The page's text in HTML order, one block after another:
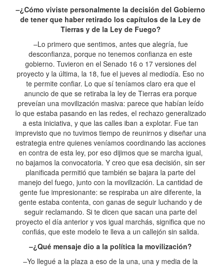
–¿Cómo viviste personalmente la decisión del Gobierno
de tener que haber retirado los capítulos de la Ley de
Tierras y de la Ley de Fuego?
–Lo primero que sentimos, antes que alegría, fue
desconfianza, porque no tenemos confianza en este
gobierno. Tuvieron en el Senado 16 o 17 versiones del
proyecto y la última, la 18, fue el jueves al mediodía. Eso no
te permite confiar. Lo que sí teníamos claro era que el
anuncio de que se retiraba la ley de Tierras era porque
preveían una movilización masiva: parece que habían leído
lo que estaba pasando en las redes, el rechazo generalizado
a esta iniciativa, y que las calles iban a explotar. Fue tan
imprevisto que no tuvimos tiempo de reunirnos y diseñar una
estrategia entre quienes veníamos coordinando las acciones
en contra de esta ley, por eso dijimos que se marcha igual,
no bajamos la convocatoria. Y creo que esa decisión, sin ser
planificada permitió que también se bajara la parte del
manejo del fuego, junto con la movilización. La cantidad de
gente fue impresionante: se respiraba un aire diferente, la
gente estaba contenta, con ganas de seguir luchando y de
seguir reclamando. Si te dicen que sacan una parte del
proyecto el día anterior y vos igual marchás, significa que no
confiás, que este modelo te lleva a un callejón sin salida.
–¿Qué mensaje dio a la política la movilización?
–Yo llegué a la plaza a eso de la una, una y media de la